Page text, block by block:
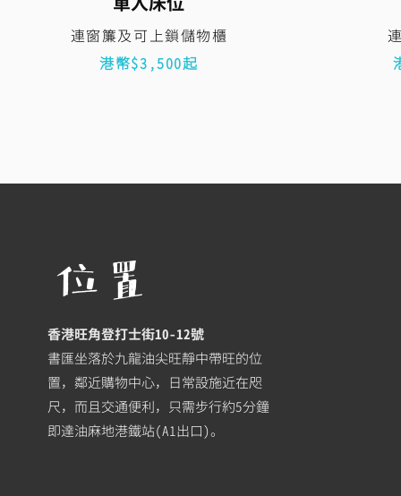
連窗簾及可上鎖儲物櫃
​港幣$3,500起
​香港旺角登打士街10-12號​
書匯坐落於九龍油尖旺靜中帶旺的位
置，鄰近購物中心，日常設施近在咫
尺，而且交通便利，只需步行約5分鐘
即達油麻地港鐵站(A1出口)。
位置